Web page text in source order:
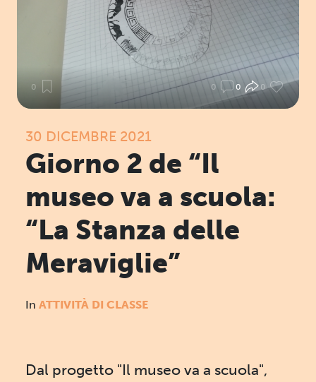
0 0 0 0
30 DICEMBRE 2021
Giorno 2 de “Il
museo va a scuola:
“La Stanza delle
Meraviglie”
In ATTIVITÀ DI CLASSE
Dal progetto "Il museo va a scuola",